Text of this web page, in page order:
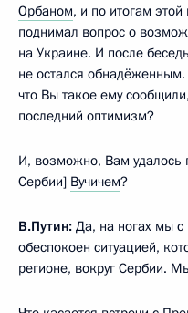
Орбаном, и по итогам этой
поднимал вопрос о
на Украине. И после
не остался
что Вы такое ему
последний оптимизм?
И, возможно, Вам удалось
Сербии] Вучичем?
В.Путин: Да, на ногах мы с
обеспокоен ситуацией,
регионе, вокруг Сербии.